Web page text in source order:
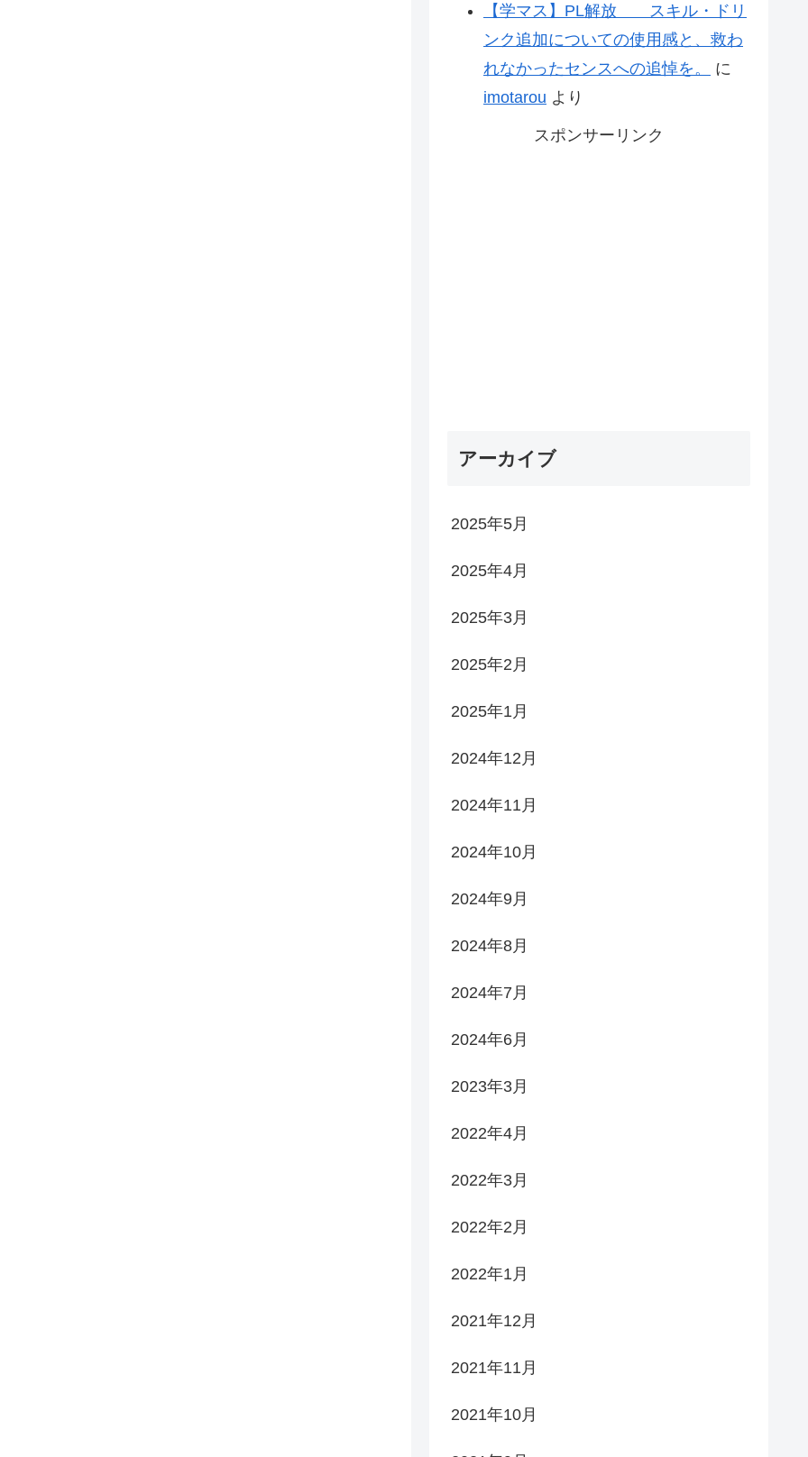
【学マス】PL解放 スキル・ドリ
ンク追加についての使用感と、救わ
れなかったセンスへの追悼を。
に
imotarou より
スポンサーリンク
アーカイブ
2025年5月
2025年4月
2025年3月
2025年2月
2025年1月
2024年12月
2024年11月
2024年10月
2024年9月
2024年8月
2024年7月
2024年6月
2023年3月
2022年4月
2022年3月
2022年2月
2022年1月
2021年12月
2021年11月
2021年10月